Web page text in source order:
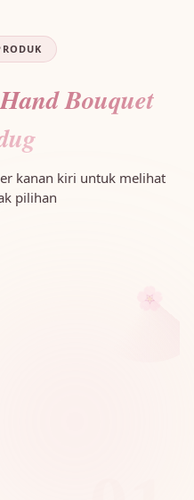
Hand Bouquet
kanan kiri untuk melihat
pilihan
🌸